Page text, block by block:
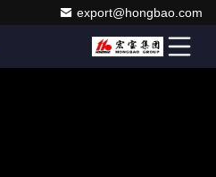
export@hongbao.com